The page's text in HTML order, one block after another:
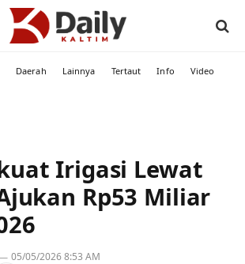
Daerah Lainnya Tertaut Info Video
Irigasi Lewat
Rp53 Miliar
05/05/2026 8:53 AM